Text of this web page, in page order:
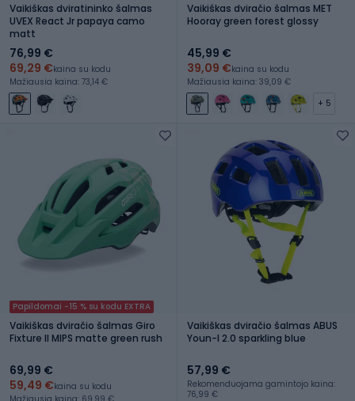
Vaikiškas dviratininko šalmas
UVEX React Jr papaya camo
matt
76,99 €
69,29 €kaina su kodu
Mažiausia kaina: 73,14 €
Vaikiškas dviračio šalmas MET
Hooray green forest glossy
45,99 €
39,09 €kaina su kodu
Mažiausia kaina: 39,09 €
+ 5
Papildomai -15 % su kodu EXTRA
Vaikiškas dviračio šalmas Giro
Fixture II MIPS matte green rush
69,99 €
59,49 €kaina su kodu
Vaikiškas dviračio šalmas ABUS
Youn-I 2.0 sparkling blue
57,99 €
Rekomenduojama gamintojo kaina:
76,99 €